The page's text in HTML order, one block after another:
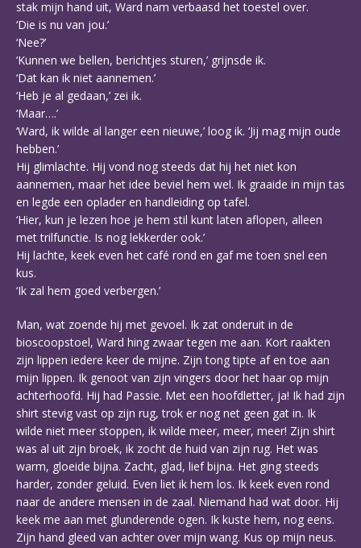
stak mijn hand uit, Ward nam verbaasd het toestel over.
‘Die is nu van jou.’
‘Nee?’
‘Kunnen we bellen, berichtjes sturen,’ grijnsde ik.
‘Dat kan ik niet aannemen.’
‘Heb je al gedaan,’ zei ik.
‘Maar….’
‘Ward, ik wilde al langer een nieuwe,’ loog ik. ‘Jij mag mijn oude
hebben.’
Hij glimlachte. Hij vond nog steeds dat hij het niet kon
aannemen, maar het idee beviel hem wel. Ik graaide in mijn tas
en legde een oplader en handleiding op tafel.
‘Hier, kun je lezen hoe je hem stil kunt laten aflopen, alleen
met trilfunctie. Is nog lekkerder ook.’
Hij lachte, keek even het café rond en gaf me toen snel een
kus.
‘Ik zal hem goed verbergen.’
Man, wat zoende hij met gevoel. Ik zat onderuit in de
bioscoopstoel, Ward hing zwaar tegen me aan. Kort raakten
zijn lippen iedere keer de mijne. Zijn tong tipte af en toe aan
mijn lippen. Ik genoot van zijn vingers door het haar op mijn
achterhoofd. Hij had Passie. Met een hoofdletter, ja! Ik had zijn
shirt stevig vast op zijn rug, trok er nog net geen gat in. Ik
wilde niet meer stoppen, ik wilde meer, meer, meer! Zijn shirt
was al uit zijn broek, ik zocht de huid van zijn rug. Het was
warm, gloeide bijna. Zacht, glad, lief bijna. Het ging steeds
harder, zonder geluid. Even liet ik hem los. Ik keek even rond
naar de andere mensen in de zaal. Niemand had wat door. Hij
keek me aan met glunderende ogen. Ik kuste hem, nog eens.
Zijn hand gleed van achter over mijn wang. Kus op mijn neus.